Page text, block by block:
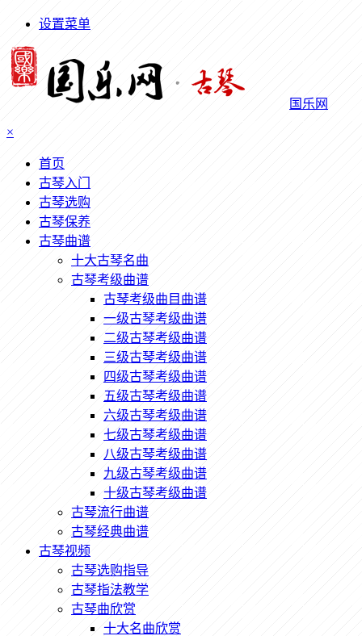
设置菜单
国乐网
×
首页
古琴入门
古琴选购
古琴保养
古琴曲谱
十大古琴名曲
古琴考级曲谱
古琴考级曲目曲谱
一级古琴考级曲谱
二级古琴考级曲谱
三级古琴考级曲谱
四级古琴考级曲谱
五级古琴考级曲谱
六级古琴考级曲谱
七级古琴考级曲谱
八级古琴考级曲谱
九级古琴考级曲谱
十级古琴考级曲谱
古琴流行曲谱
古琴经典曲谱
古琴视频
古琴选购指导
古琴指法教学
古琴曲欣赏
十大名曲欣赏